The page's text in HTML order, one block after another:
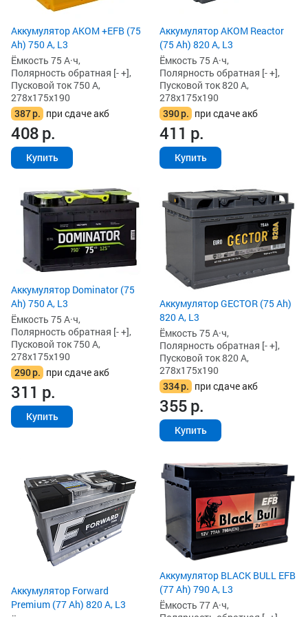
Аккумулятор AKOM +EFB (75
Ah) 750 А, L3
Ёмкость 75 А·ч,
Полярность обратная [- +],
Пусковой ток 750 А,
278x175x190
387р. при сдаче акб
408р.
Купить
Аккумулятор AKOM Reactor
(75 Ah) 820 А, L3
Ёмкость 75 А·ч,
Полярность обратная [- +],
Пусковой ток 820 А,
278x175x190
390р. при сдаче акб
411 р.
Купить
Аккумулятор Dominator (75
Ah) 750 А, L3
Ёмкость 75 А·ч,
Полярность обратная [- +],
Пусковой ток 750 А,
278x175x190
290р. при сдаче акб
311 р.
Купить
Аккумулятор GECTOR (75 Ah)
820 А, L3
Ёмкость 75 А·ч,
Полярность обратная [- +],
Пусковой ток 820 А,
278x175x190
334р. при сдаче акб
355р.
Купить
Аккумулятор Forward
Premium (77 Ah) 820 А, L3
Аккумулятор BLACK BULL EFB
(77 Ah) 790 А, L3
Ёмкость 77 А·ч,